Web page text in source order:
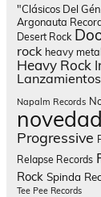
"Clásicos Del
Argonauta
Desert Rock
rock heavy metal
Heavy Rock
Lanzamientos
Napalm Records
Progressive
Relapse Records
Rock Spinda
Tee Pee Records